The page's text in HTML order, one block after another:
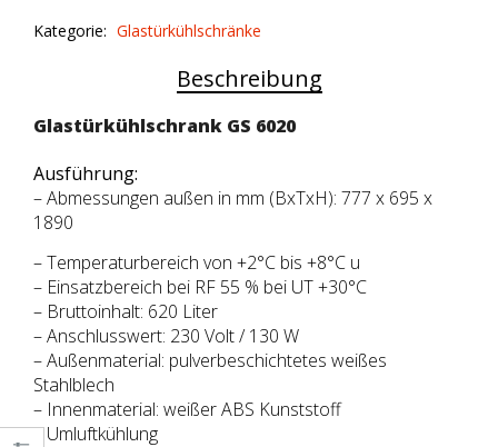
Kategorie: Glastürkühlschränke
Beschreibung
Glastürkühlschrank GS 6020
Ausführung:
– Abmessungen außen in mm (BxTxH): 777 x 695 x
1890
– Temperaturbereich von +2°C bis +8°C u
– Einsatzbereich bei RF 55 % bei UT +30°C
– Bruttoinhalt: 620 Liter
– Anschlusswert: 230 Volt / 130 W
– Außenmaterial: pulverbeschichtetes weißes
Stahlblech
– Innenmaterial: weißer ABS Kunststoff
– Umluftkühlung